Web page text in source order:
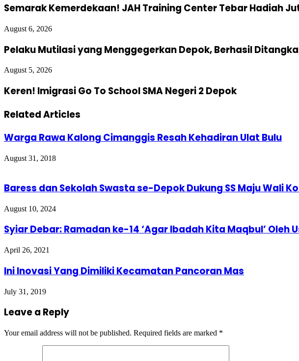
Semarak Kemerdekaan! JAH Training Center Tebar Hadiah
August 6, 2026
Pelaku Mutilasi yang Menggegerkan Depok, Berhasil
August 5, 2026
Keren! Imigrasi Go To School SMA Negeri 2 Depok
Related Articles
Warga Rawa Kalong Cimanggis Resah Kehadiran Ulat Bulu
August 31, 2018
Baress dan Sekolah Swasta se-Depok Dukung SS Maju Wali
August 10, 2024
Syiar Debar: Ramadan ke-14 ‘Agar Ibadah Kita Maqbul’ Oleh
April 26, 2021
Ini Inovasi Yang Dimiliki Kecamatan Pancoran Mas
July 31, 2019
Leave a Reply
Your email address will not be published. Required fields are marked *